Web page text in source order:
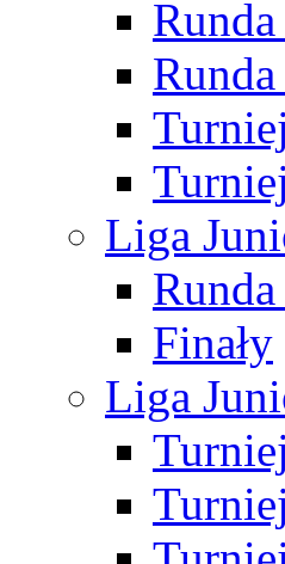
Liga
Finały
Liga